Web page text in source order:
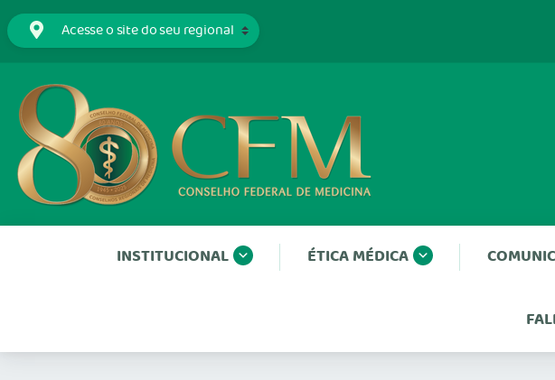
INSTITUCIONAL ÉTICA MÉDICA